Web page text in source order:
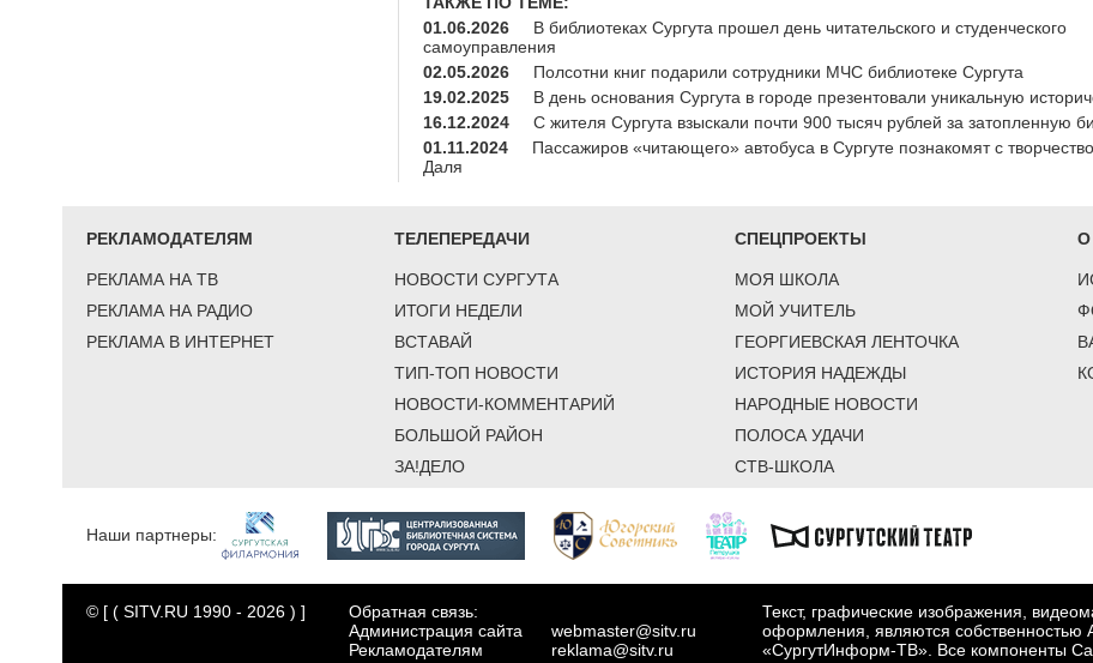
01.06.2026
В библиотеках Сургута прошел день читательского и студенческого
самоуправления
02.05.2026
Полсотни книг подарили сотрудники МЧС библиотеке Сургута
19.02.2025
В день основания Сургута в городе презентовали уникальную
16.12.2024
С жителя Сургута взыскали почти 900 тысяч рублей за затопленную
01.11.2024
Пассажиров «читающего» автобуса в Сургуте познакомят с
Даля
РЕКЛАМОДАТЕЛЯМ
РЕКЛАМА НА ТВ
РЕКЛАМА НА РАДИО
РЕКЛАМА В ИНТЕРНЕТ
ТЕЛЕПЕРЕДАЧИ
НОВОСТИ СУРГУТА
ИТОГИ НЕДЕЛИ
ВСТАВАЙ
ТИП-ТОП НОВОСТИ
НОВОСТИ-КОММЕНТАРИЙ
БОЛЬШОЙ РАЙОН
ЗА!ДЕЛО
СПЕЦПРОЕКТЫ
МОЯ ШКОЛА
МОЙ УЧИТЕЛЬ
ГЕОРГИЕВСКАЯ ЛЕНТОЧКА
ИСТОРИЯ НАДЕЖДЫ
НАРОДНЫЕ НОВОСТИ
ПОЛОСА УДАЧИ
СТВ-ШКОЛА
О
Наши партнеры:
© [ ( SITV.RU 1990 - 2026 ) ]
Обратная связь:
Администрация сайта
Рекламодателям
webmaster@sitv.ru
reklama@sitv.ru
Текст, графические изображения,
оформления, являются собственностью
«СургутИнформ-ТВ». Все компоненты